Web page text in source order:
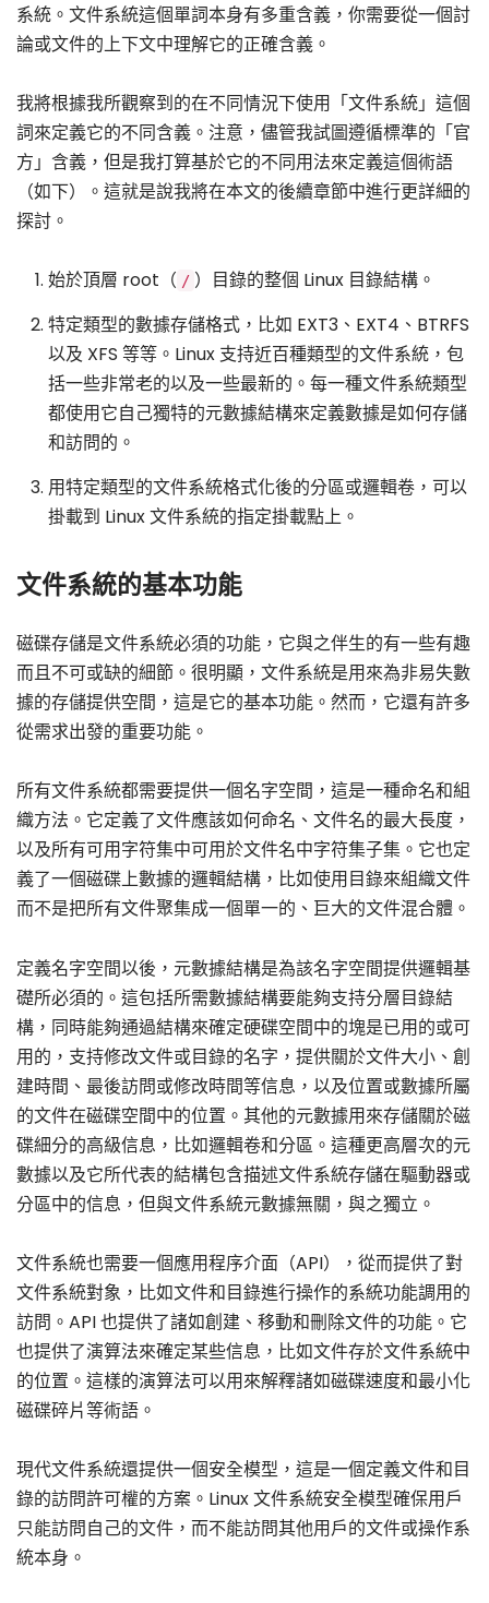
系統。文件系統這個單詞本身有多重含義，你需要從一個討
論或文件的上下文中理解它的正確含義。
我將根據我所觀察到的在不同情況下使用「文件系統」這個
詞來定義它的不同含義。注意，儘管我試圖遵循標準的「官
方」含義，但是我打算基於它的不同用法來定義這個術語
（如下）。這就是說我將在本文的後續章節中進行更詳細的
探討。
始於頂層 root（ / ）目錄的整個 Linux 目錄結構。
特定類型的數據存儲格式，比如 EXT3、EXT4、BTRFS
以及 XFS 等等。Linux 支持近百種類型的文件系統，包
括一些非常老的以及一些最新的。每一種文件系統類型
都使用它自己獨特的元數據結構來定義數據是如何存儲
和訪問的。
用特定類型的文件系統格式化後的分區或邏輯卷，可以
掛載到 Linux 文件系統的指定掛載點上。
文件系統的基本功能
磁碟存儲是文件系統必須的功能，它與之伴生的有一些有趣
而且不可或缺的細節。很明顯，文件系統是用來為非易失數
據的存儲提供空間，這是它的基本功能。然而，它還有許多
從需求出發的重要功能。
所有文件系統都需要提供一個名字空間，這是一種命名和組
織方法。它定義了文件應該如何命名、文件名的最大長度，
以及所有可用字符集中可用於文件名中字符集子集。它也定
義了一個磁碟上數據的邏輯結構，比如使用目錄來組織文件
而不是把所有文件聚集成一個單一的、巨大的文件混合體。
定義名字空間以後，元數據結構是為該名字空間提供邏輯基
礎所必須的。這包括所需數據結構要能夠支持分層目錄結
構，同時能夠通過結構來確定硬碟空間中的塊是已用的或可
用的，支持修改文件或目錄的名字，提供關於文件大小、創
建時間、最後訪問或修改時間等信息，以及位置或數據所屬
的文件在磁碟空間中的位置。其他的元數據用來存儲關於磁
碟細分的高級信息，比如邏輯卷和分區。這種更高層次的元
數據以及它所代表的結構包含描述文件系統存儲在驅動器或
分區中的信息，但與文件系統元數據無關，與之獨立。
文件系統也需要一個應用程序介面（API），從而提供了對
文件系統對象，比如文件和目錄進行操作的系統功能調用的
訪問。API 也提供了諸如創建、移動和刪除文件的功能。它
也提供了演算法來確定某些信息，比如文件存於文件系統中
的位置。這樣的演算法可以用來解釋諸如磁碟速度和最小化
磁碟碎片等術語。
現代文件系統還提供一個安全模型，這是一個定義文件和目
錄的訪問許可權的方案。Linux 文件系統安全模型確保用戶
只能訪問自己的文件，而不能訪問其他用戶的文件或操作系
統本身。